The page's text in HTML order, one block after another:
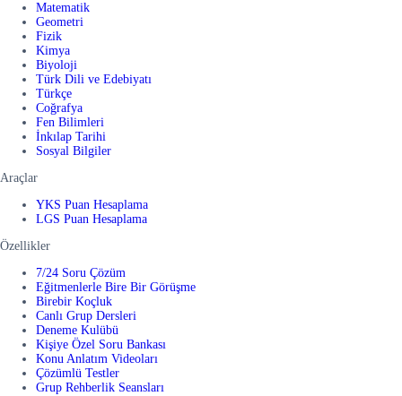
Matematik
Geometri
Fizik
Kimya
Biyoloji
Türk Dili ve Edebiyatı
Türkçe
Coğrafya
Fen Bilimleri
İnkılap Tarihi
Sosyal Bilgiler
Araçlar
YKS Puan Hesaplama
LGS Puan Hesaplama
Özellikler
7/24 Soru Çözüm
Eğitmenlerle Bire Bir Görüşme
Birebir Koçluk
Canlı Grup Dersleri
Deneme Kulübü
Kişiye Özel Soru Bankası
Konu Anlatım Videoları
Çözümlü Testler
Grup Rehberlik Seansları